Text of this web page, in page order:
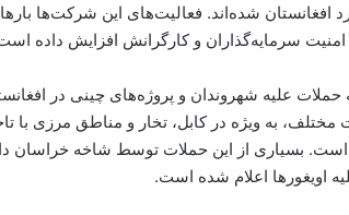
افغانستان شده‌اند. فعالیت‌های این شرکت‌ها
امنیت سرمایه‌گذاران و کارگرانش افزایش داده
حملات علیه شهروندان و پروژه‌های چینی در
به ویژه در کابل، تخار و مناطق مرزی با
است. بسیاری از این حملات توسط شاخه خراسان
اویغورها اعلام شده است.